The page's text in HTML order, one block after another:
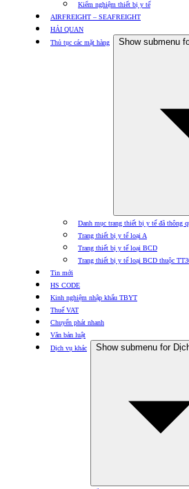
Kiểm nghiệm thiết bị y tế
AIRFREIGHT – SEAFREIGHT
HẢI QUAN
Thủ tục các mặt hàng
Show submenu
Danh mục trang thiết bị y tế đã thông
Trang thiết bị y tế loại A
Trang thiết bị y tế loại BCD
Trang thiết bị y tế loại BCD thuộc
Tin mới
HS CODE
Kinh nghiệm nhập khẩu TBYT
Thuế VAT
Chuyển phát nhanh
Văn bản luật
Dịch vụ khác
Show submenu for